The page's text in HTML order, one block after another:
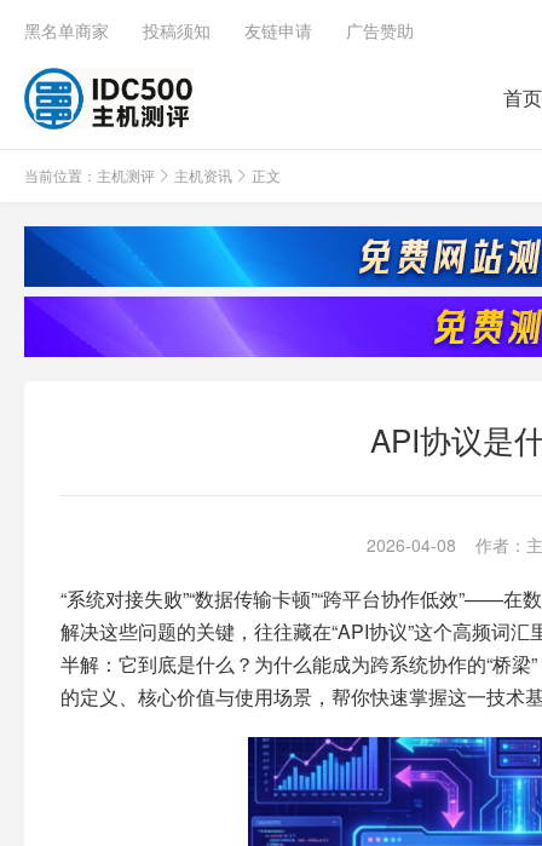
黑名单商家 投稿须知 友链申请 广告赞助
首页
当前位置： 主机测评 主机资讯 正文
API协议是
2026-04-08 作者：
“系统对接失败”“数据传输卡顿”“跨平台协作低效”——
解决这些问题的关键，往往藏在“API协议”这个高频词
半解：它到底是什么？为什么能成为跨系统协作的“桥
的定义、核心价值与使用场景，帮你快速掌握这一技术